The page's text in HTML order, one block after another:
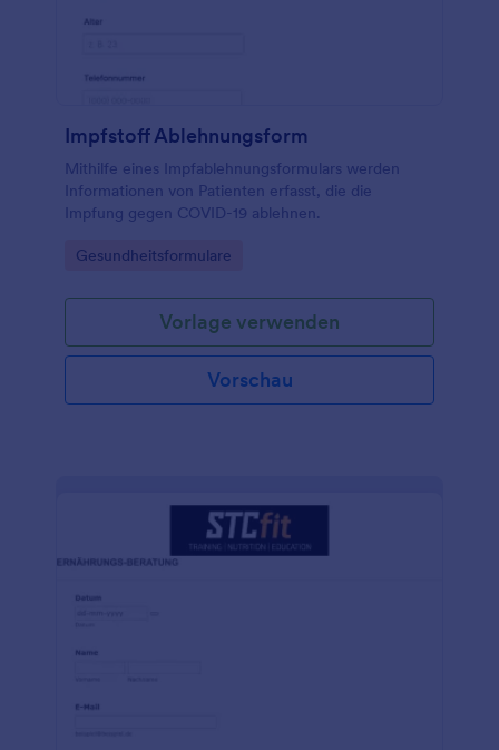
Impfstoff Ablehnungsform
Mithilfe eines Impfablehnungsformulars werden
Informationen von Patienten erfasst, die die
Impfung gegen COVID-19 ablehnen.
Go to Category:
Gesundheitsformulare
Vorlage verwenden
Vorschau